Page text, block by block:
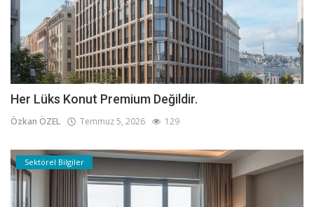
Her Lüks Konut Premium Değildir.
Özkan ÖZEL Temmuz 5, 2026 129
Sektörel Bilgiler